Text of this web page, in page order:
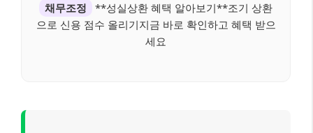
채무조정
**성실상환 혜택 알아보기**조기 상환
으로 신용 점수 올리기지금 바로 확인하고 혜택 받으
세요